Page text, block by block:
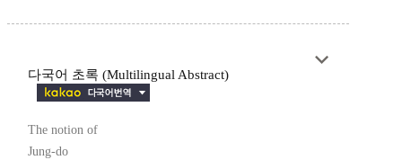
다국어 초록 (Multilingual Abstract)
The notion of
Jung-do